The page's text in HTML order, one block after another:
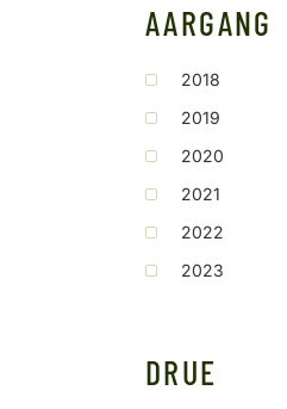
AARGANG
2018
2019
2020
2021
2022
2023
DRUE